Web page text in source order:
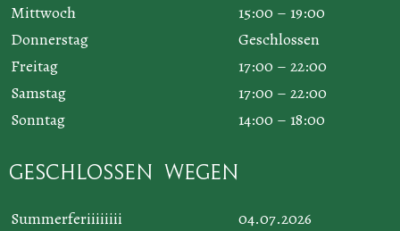
Mittwoch
15:00 – 19:00
Donnerstag
Geschlossen
Freitag
17:00 – 22:00
Samstag
17:00 – 22:00
Sonntag
14:00 – 18:00
Geschlossen wegen
Summerferiiiiiiii
04.07.2026